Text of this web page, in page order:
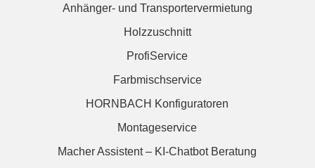
Anhänger- und Transportervermietung
Holzzuschnitt
ProfiService
Farbmischservice
HORNBACH Konfiguratoren
Montageservice
Macher Assistent – KI-Chatbot Beratung